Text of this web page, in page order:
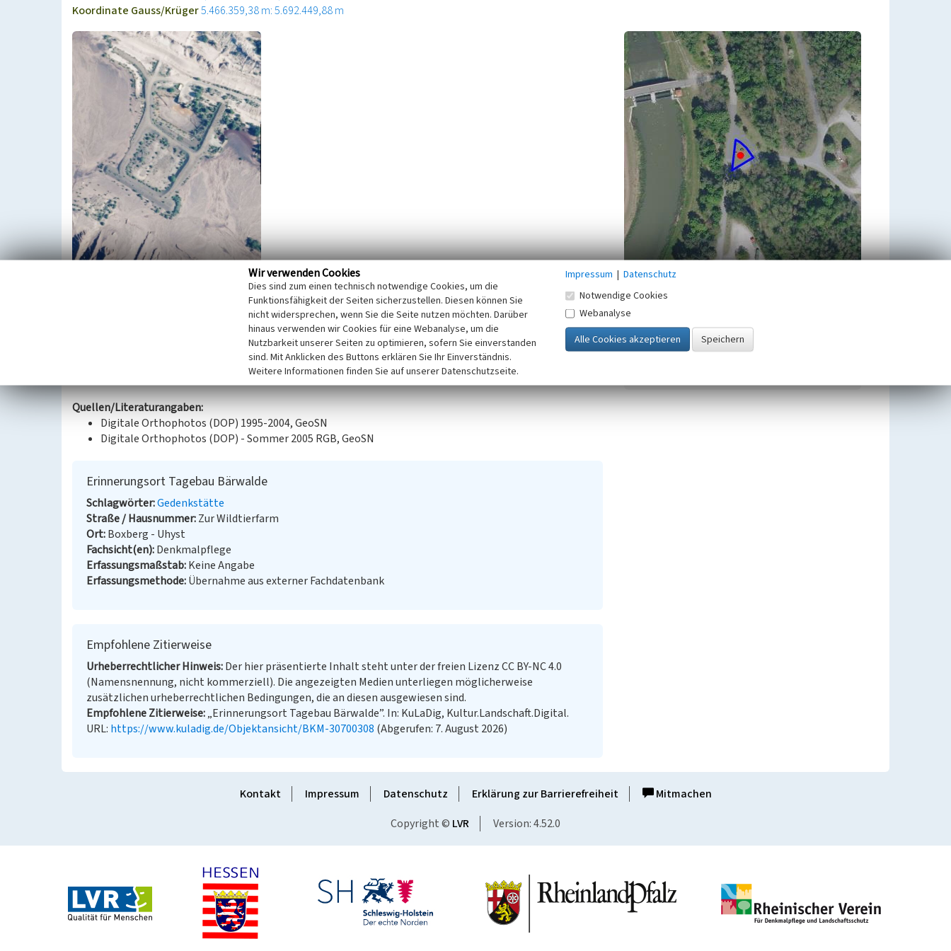
Koordinate Gauss/Krüger5.466.359,38 m: 5.692.449,88 m
Der Erinnerungsort besteht aus einem Findling, einer Lore mit der Aufschrift „185 Mio. t Rohbraunkohle“ und
dem Hammer-und-Schlegel-Symbol, sowie einer Schaufel eines Eimerkettenbaggers mit der Aufschrift
„Tagebau Bärwalde 05.07.1973 - 30.06.1992“.
Quellen/Literaturangaben:
Digitale Orthophotos (DOP) 1995-2004, GeoSN
Digitale Orthophotos (DOP) - Sommer 2005 RGB, GeoSN
Erinnerungsort Tagebau Bärwalde
Schlagwörter Gedenkstätte
Straße / Hausnummer Zur Wildtierfarm
Ort Boxberg - Uhyst
Fachsicht(en) Denkmalpflege
Erfassungsmaßstab Keine Angabe
Erfassungsmethode Übernahme aus externer Fachdatenbank
Empfohlene Zitierweise
Urheberrechtlicher Hinweis Der hier präsentierte Inhalt steht unter der freien Lizenz CC BY-NC 4.0
(Namensnennung, nicht kommerziell). Die angezeigten Medien unterliegen möglicherweise
zusätzlichen urheberrechtlichen Bedingungen, die an diesen ausgewiesen sind.
Empfohlene Zitierweise „Erinnerungsort Tagebau Bärwalde”. In: KuLaDig, Kultur.Landschaft.Digital.
URL: https://www.kuladig.de/Objektansicht/BKM-30700308 (Abgerufen: 7. August 2026)
Tagebau Nochten
Kontakt Impressum Datenschutz Erklärung zur Barrierefreiheit
Mitmachen
Copyright © LVR Version: 4.52.0
Wir verwenden Cookies
Dies sind zum einen technisch notwendige Cookies, um die
Funktionsfähigkeit der Seiten sicherzustellen. Diesen können Sie
nicht widersprechen, wenn Sie die Seite nutzen möchten. Darüber
hinaus verwenden wir Cookies für eine Webanalyse, um die
Nutzbarkeit unserer Seiten zu optimieren, sofern Sie einverstanden
sind. Mit Anklicken des Buttons erklären Sie Ihr Einverständnis.
Weitere Informationen finden Sie auf unserer Datenschutzseite.
Impressum | Datenschutz
Notwendige Cookies
Webanalyse